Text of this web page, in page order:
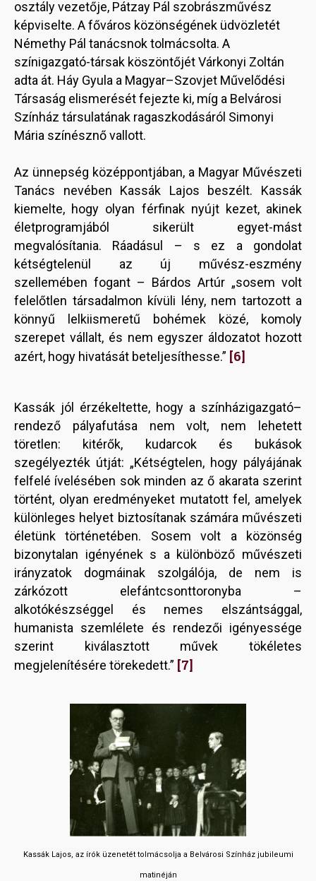
osztály vezetője, Pátzay Pál szobrászművész
képviselte. A főváros közönségének üdvözletét
Némethy Pál tanácsnok tolmácsolta. A
színigazgató-társak köszöntőjét Várkonyi Zoltán
adta át. Háy Gyula a Magyar–Szovjet Művelődési
Társaság elismerését fejezte ki, míg a Belvárosi
Színház társulatának ragaszkodásáról Simonyi
Mária színésznő vallott.
Az ünnepség középpontjában, a Magyar Művészeti
Tanács nevében Kassák Lajos beszélt. Kassák
kiemelte, hogy olyan férfinak nyújt kezet, akinek
életprogramjából sikerült egyet-mást
megvalósítania. Ráadásul – s ez a gondolat
kétségtelenül az új művész-eszmény
szellemében fogant – Bárdos Artúr „sosem volt
felelőtlen társadalmon kívüli lény, nem tartozott a
könnyű lelkiismeretű bohémek közé, komoly
szerepet vállalt, és nem egyszer áldozatot hozott
azért, hogy hivatását beteljesíthesse.” [6]
Kassák jól érzékeltette, hogy a színházigazgató–
rendező pályafutása nem volt, nem lehetett
töretlen: kitérők, kudarcok és bukások
szegélyezték útját: „Kétségtelen, hogy pályájának
felfelé ívelésében sok minden az ő akarata szerint
történt, olyan eredményeket mutatott fel, amelyek
különleges helyet biztosítanak számára művészeti
életünk történetében. Sosem volt a közönség
bizonytalan igényének s a különböző művészeti
irányzatok dogmáinak szolgálója, de nem is
zárkózott elefántcsonttoronyba –
alkotókészséggel és nemes elszántsággal,
humanista szemlélete és rendezői igényessége
szerint kiválasztott művek tökéletes
megjelenítésére törekedett.” [7]
Kassák Lajos, az írók üzenetét tolmácsolja a Belvárosi Színház jubileumi
matinéján